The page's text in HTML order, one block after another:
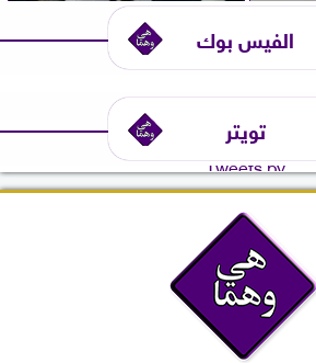
الفيس بوك
تويتر
Tweets by